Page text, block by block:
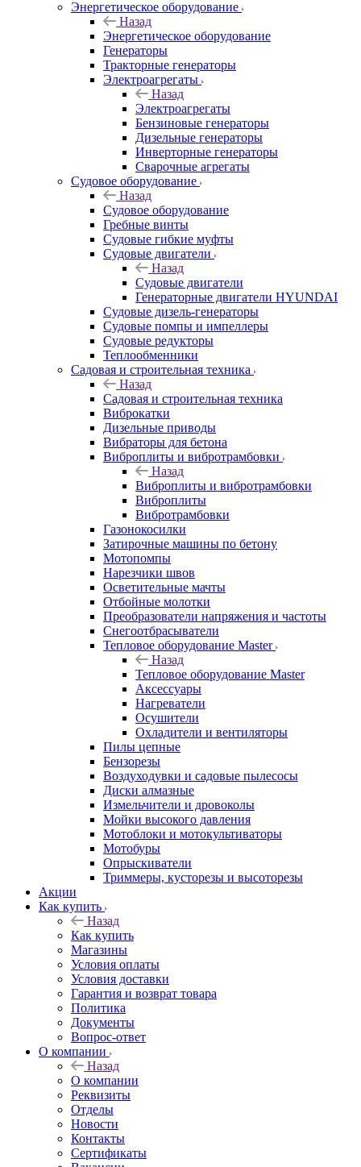
Энергетическое оборудование
Назад
Энергетическое оборудование
Генераторы
Тракторные генераторы
Электроагрегаты
Назад
Электроагрегаты
Бензиновые генераторы
Дизельные генераторы
Инверторные генераторы
Сварочные агрегаты
Судовое оборудование
Назад
Судовое оборудование
Гребные винты
Судовые гибкие муфты
Судовые двигатели
Назад
Судовые двигатели
Генераторные двигатели HYUNDAI
Судовые дизель-генераторы
Судовые помпы и импеллеры
Судовые редукторы
Теплообменники
Садовая и строительная техника
Назад
Садовая и строительная техника
Виброкатки
Дизельные приводы
Вибраторы для бетона
Виброплиты и вибротрамбовки
Назад
Виброплиты и вибротрамбовки
Виброплиты
Вибротрамбовки
Газонокосилки
Затирочные машины по бетону
Мотопомпы
Нарезчики швов
Осветительные мачты
Отбойные молотки
Преобразователи напряжения и частоты
Снегоотбрасыватели
Тепловое оборудование Master
Назад
Тепловое оборудование Master
Аксессуары
Нагреватели
Осушители
Охладители и вентиляторы
Пилы цепные
Бензорезы
Воздуходувки и садовые пылесосы
Диски алмазные
Измельчители и дровоколы
Мойки высокого давления
Мотоблоки и мотокультиваторы
Мотобуры
Опрыскиватели
Триммеры, кусторезы и высоторезы
Акции
Как купить
Назад
Как купить
Магазины
Условия оплаты
Условия доставки
Гарантия и возврат товара
Политика
Документы
Вопрос-ответ
О компании
Назад
О компании
Реквизиты
Отделы
Новости
Контакты
Сертификаты